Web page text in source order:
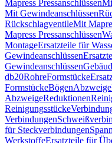
Mapress Pressanschlüssen
Mit Gewindeanschlüssen
RückschlagventileMit
Mapress Pressanschlüssen
MontageErsatzteile für
Gewindeanschlüssen
Gewindeanschlüssen
db20RohreFormstücke
FormstückeBögenAbzweige
AbzweigeReduktionen
Reinigungsstücke
Verbindungen
für Steckverbindungen
WerkstoffeErsatzteile für